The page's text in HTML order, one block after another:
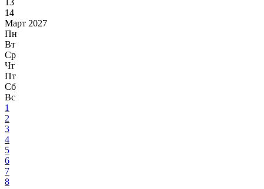
13
14
Март 2027
Пн
Вт
Ср
Чт
Пт
Сб
Вс
1
2
3
4
5
6
7
8